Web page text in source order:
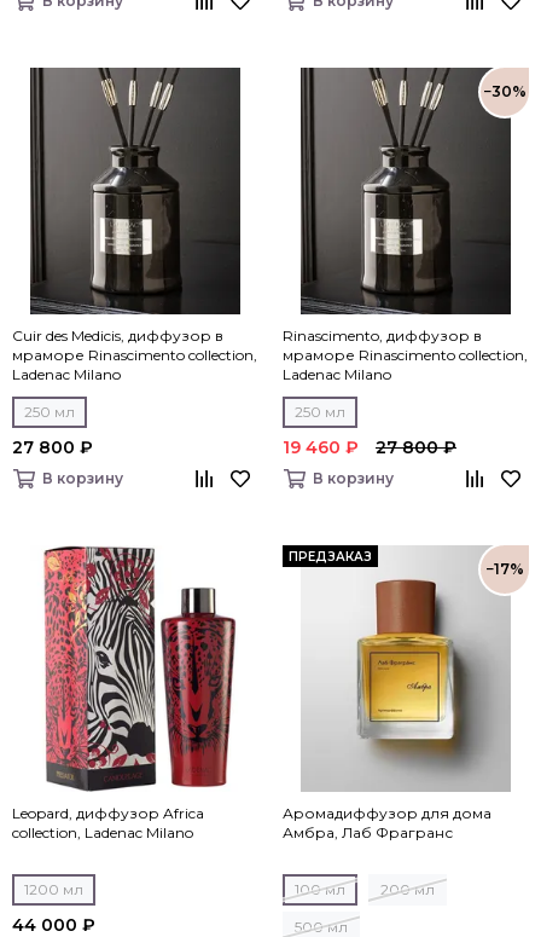
Cuir des Medicis, диффузор в
мраморе Rinascimento collection,
Ladenac Milano
250 мл
27 800 ₽
В корзину
−30%
Rinascimento, диффузор в
мраморе Rinascimento collection,
Ladenac Milano
250 мл
19 460 ₽ 27 800 ₽
В корзину
Leopard, диффузор Africa
collection, Ladenac Milano
1200 мл
44 000 ₽
ПРЕДЗАКАЗ
−17%
Аромадиффузор для дома
Амбра, Лаб Фрагранс
100 мл 200 мл
500 мл